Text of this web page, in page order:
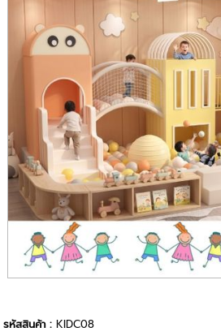
รหัสสินค้า :KIDC08